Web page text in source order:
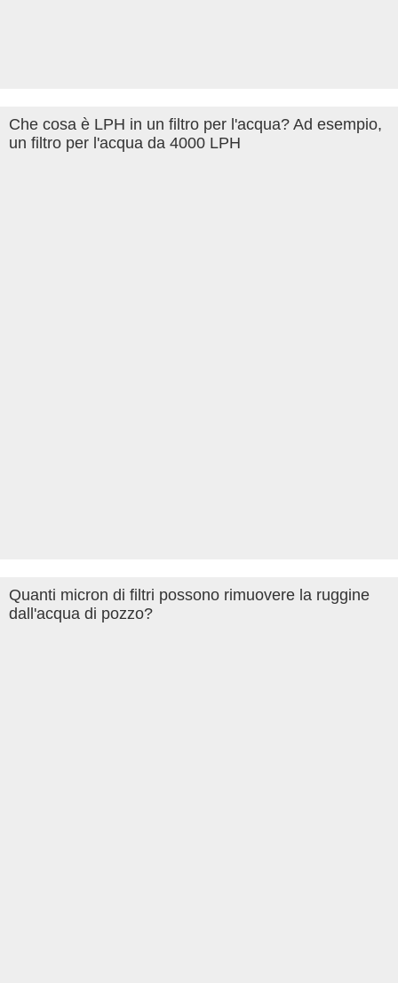
Che cosa è LPH in un filtro per l'acqua? Ad esempio,
un filtro per l'acqua da 4000 LPH
Quanti micron di filtri possono rimuovere la ruggine
dall'acqua di pozzo?